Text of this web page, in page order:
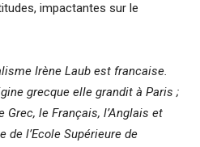
impactantes sur le
Irène Laub est francaise.
grecque elle grandit à Paris ;
le Français, l’Anglais et
de l’Ecole Supérieure de